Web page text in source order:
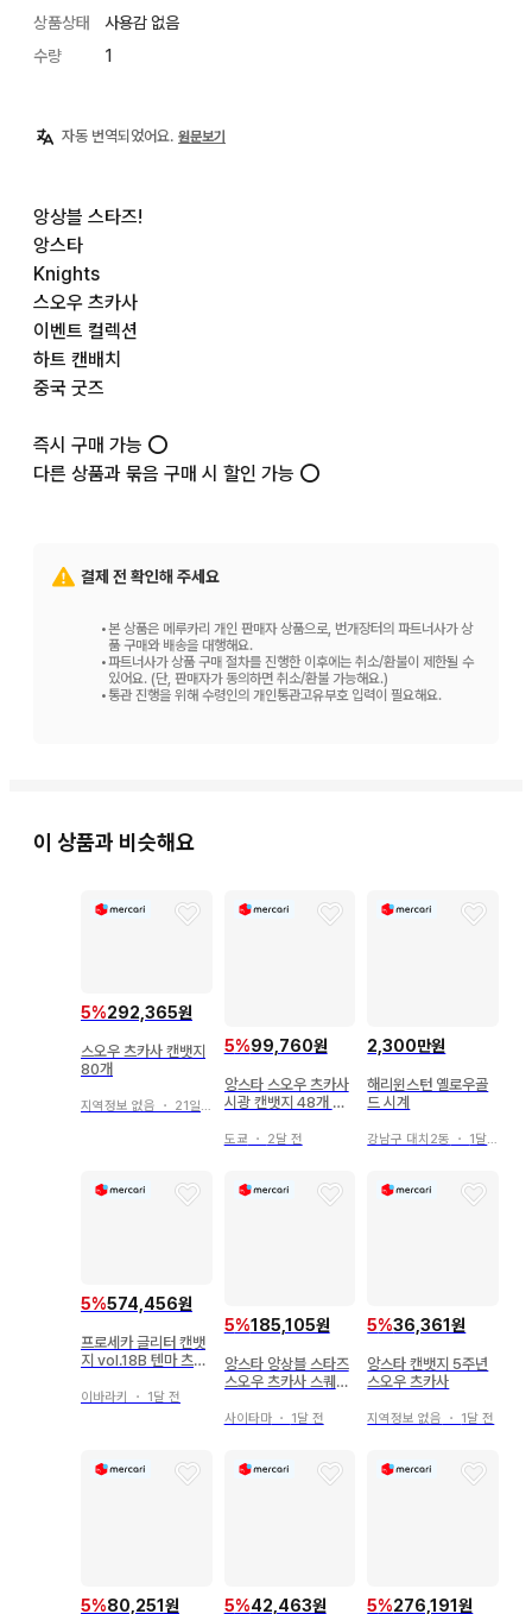
상품상태
사용감 없음
수량
1
자동 번역되었어요. 원문보기
앙상블 스타즈!
앙스타
Knights
스오우 츠카사
이벤트 컬렉션
하트 캔배치
중국 굿즈
즉시 구매 가능 ⭕️
다른 상품과 묶음 구매 시 할인 가능 ⭕️
결제 전 확인해 주세요
•본 상품은 메루카리 개인 판매자 상품으로, 번개장터의 파트너사가 상
품 구매와 배송을 대행해요.
•파트너사가 상품 구매 절차를 진행한 이후에는 취소/환불이 제한될 수
있어요. (단, 판매자가 동의하면 취소/환불 가능해요.)
•통관 진행을 위해 수령인의 개인통관고유부호 입력이 필요해요.
이 상품과 비슷해요
5%292,365원
스오우 츠카사 캔뱃지
80개
지역정보 없음 ・ 21일 전
5%99,760원
앙스타 스오우 츠카사
시광 캔뱃지 48개 묶
도쿄 ・ 2달 전
2,300만원
해리윈스턴 옐로우골
드 시계
강남구 대치2동 ・ 1달 전
5%574,456원
프로세카 글리터 캔뱃
지 vol.18B 텐마 츠카
이바라키 ・ 1달 전
5%185,105원
앙스타 앙상블 스타즈
스오우 츠카사 스퀘어
사이타마・ 1달 전
5%36,361원
앙스타 캔뱃지 5주년
스오우 츠카사
지역정보 없음 ・ 1달 전
5%80,251원 5%42,463원 5%276,191원